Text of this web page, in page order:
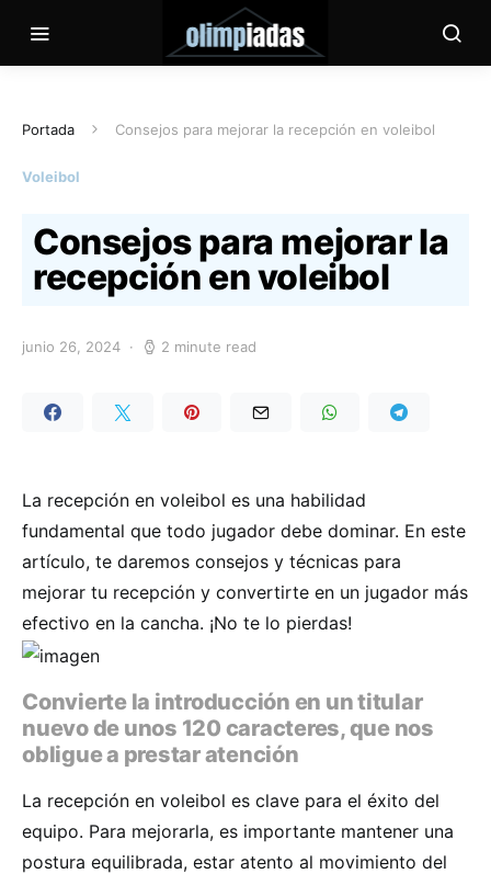
Portada Consejos para mejorar la recepción en voleibol
Voleibol
Consejos para mejorar la
recepción en voleibol
junio 26, 2024 2 minute read
La recepción en voleibol es una habilidad
fundamental que todo jugador debe dominar. En este
artículo, te daremos consejos y técnicas para
mejorar tu recepción y convertirte en un jugador más
efectivo en la cancha. ¡No te lo pierdas!
Convierte la introducción en un titular
nuevo de unos 120 caracteres, que nos
obligue a prestar atención
La recepción en voleibol es clave para el éxito del
equipo. Para mejorarla, es importante mantener una
postura equilibrada, estar atento al movimiento del